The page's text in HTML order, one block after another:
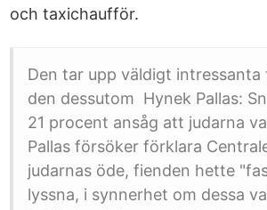
och taxichaufför.
Den tar upp väldigt
den dessutom Hynek Pallas:
21 procent ansåg att judarna
Pallas försöker förklara
judarnas öde, fienden hette
lyssna, i synnerhet om dessa